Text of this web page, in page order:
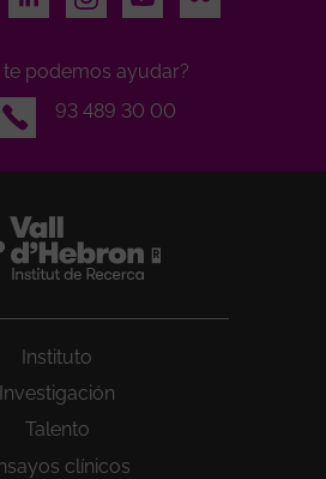
te podemos ayudar?
93 489 30 00
Instituto
Investigación
Talento
clínicos